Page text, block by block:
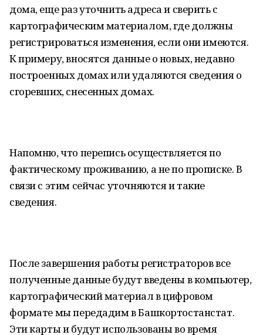
дома, еще раз уточнить адреса и сверить с
картографическим материалом, где должны
регистрироваться изменения, если они имеются.
К примеру, вносятся данные о новых, недавно
построенных домах или удаляются сведения о
сгоревших, снесенных домах.
Напомню, что перепись осуществляется по
фактическому проживанию, а не по прописке. В
связи с этим сейчас уточняются и такие
сведения.
После завершения работы регистраторов все
полученные данные будут введены в компьютер,
картографический материал в цифровом
формате мы передадим в Башкортостанстат.
Эти карты и будут использованы во время